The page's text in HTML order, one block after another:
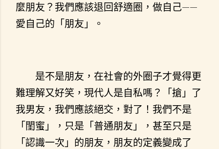
麼朋友？我們應該退回舒適圈，做自己——
愛自己的「朋友」。
是不是朋友，在社會的外圈子才覺得更
難理解又好笑，現代人是自私嗎？「搶」了
我男友，我們應該絕交，對了！我們不是
「閨蜜」，只是「普通朋友」，甚至只是
「認識一次」的朋友，朋友的定義變成了